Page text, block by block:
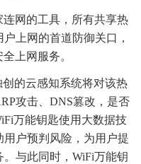
网的工具，所有共享热
上网的首道防御关口，
上网服务。
的云感知系统将对该热
攻击、DNS篡改，是否
万能钥匙使用大数据技
户预判风险，为用户提
与此同时，WiFi万能钥